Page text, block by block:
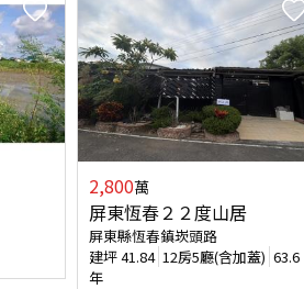
2,800萬
屏東恆春２２度山居
屏東縣恆春鎮崁頭路
建坪41.84 12房5廳(含加蓋) 63.6
年